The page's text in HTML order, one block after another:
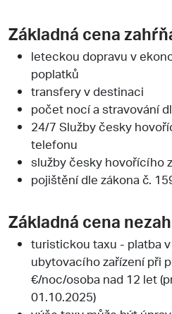
Základná cena
leteckou dopravu v
poplatků
transfery v destinaci
počet nocí a stravování
24/7 Služby česky
telefonu
služby česky hovořícího
pojištění dle zákona č.
Základná cena
turistickou taxu - platba
ubytovacího zařízení při
€/noc/osoba nad 12 let
01.10.2025)